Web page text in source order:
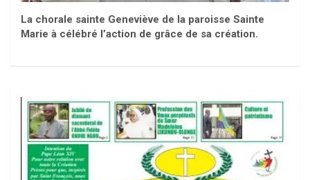
La chorale sainte Geneviève de la paroisse Sainte
Marie à célébré l’action de grâce de sa création.